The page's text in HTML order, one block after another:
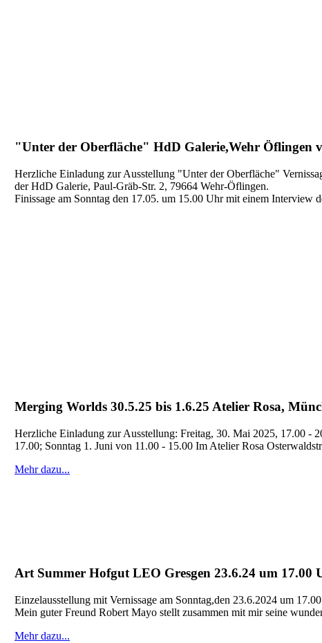
"Unter der Oberfläche" HdD Galerie,Wehr Öflingen
Herzliche Einladung zur Ausstellung "Unter der Oberfläche"
der HdD Galerie, Paul-Gräb-Str. 2, 79664 Wehr-Öflingen.
Finissage am Sonntag den 17.05. um 15.00 Uhr mit einem Interview
Merging Worlds 30.5.25 bis 1.6.25 Atelier Rosa,
Herzliche Einladung zur Ausstellung: Freitag, 30. Mai 2025, 17.00 -
17.00; Sonntag 1. Juni von 11.00 - 15.00 Im Atelier Rosa
Mehr dazu...
Art Summer Hofgut LEO Gresgen 23.6.24 um 17.00
Einzelausstellung mit Vernissage am Sonntag,den 23.6.2024 um 17.00
Mein guter Freund Robert Mayo stellt zusammen mit mir seine
Mehr dazu...